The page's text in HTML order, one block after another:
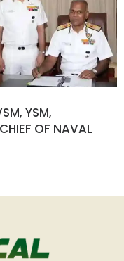
YSM,
OF NAVAL